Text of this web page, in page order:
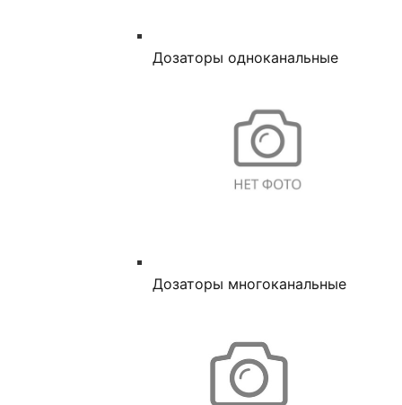
Дозаторы одноканальные
Дозаторы многоканальные